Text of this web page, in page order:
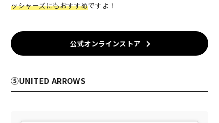
ッシャーズにもおすすめですよ！
公式オンラインストア
⑤UNITED ARROWS